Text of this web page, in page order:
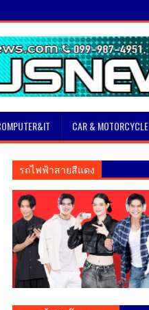
CAR & MOTORCYCLE
รถไฟฟ้าสายสีแดง